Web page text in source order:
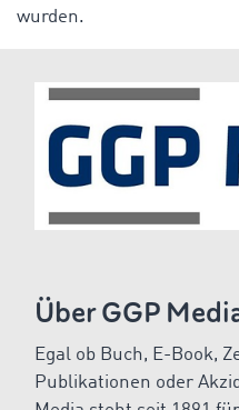
wurden.
Über GGP
Egal ob Buch, E-Book,
Publikationen oder